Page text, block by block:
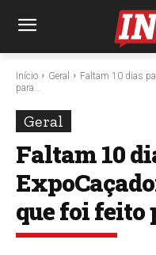
Início Geral
Faltam 10 dias
para...
Geral
Faltam 10
que foi feito